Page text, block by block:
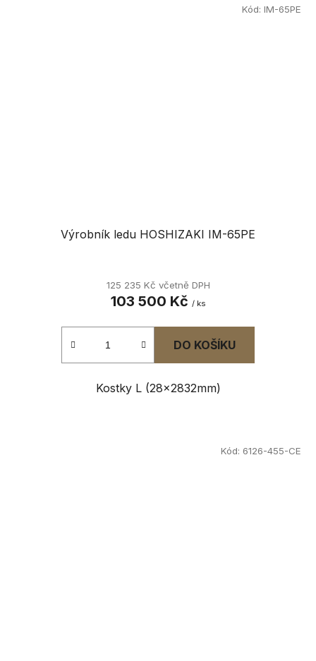
Výrobník ledu HOSHIZAKI IM-65PE
125 235 Kč včetně DPH
103 500 Kč / ks
DO KOŠÍKU
Kostky L (28x2832mm)
Kód: IM-65PE
Kód: 6126-455-CE